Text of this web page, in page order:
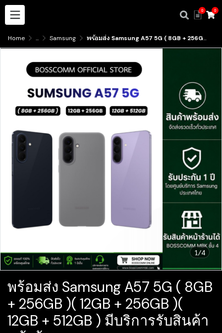
0 0
Home ... Samsung พร้อมส่ง Samsung A57 5G ( 8GB + 256GB )( 12GB + 256GB )( 12GB + 512GB ) มีบริการรับสินค้าหน้าร้าน
1/4
พร้อมส่ง Samsung A57 5G ( 8GB
+ 256GB )( 12GB + 256GB )(
12GB + 512GB ) มีบริการรับสินค้า